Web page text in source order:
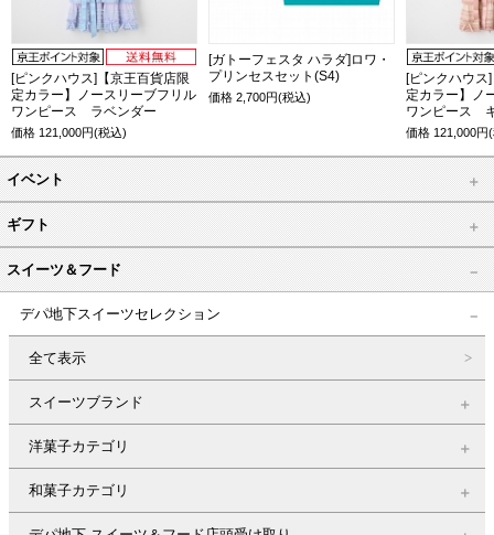
[ピンクハウス]【京王百貨店限
定カラー】ノースリーブフリル
ワンピース ラベンダー
価格 121,000円(税込)
[ガトーフェスタ ハラダ]ロワ・
プリンセスセット(S4)
価格2,700円(税込)
[ピンクハウス
定カラー】ノ
ワンピース
価格 121,000円
イベント
ギフト
スイーツ＆フード
デパ地下スイーツセレクション
全て表示
スイーツブランド
洋菓子カテゴリ
和菓子カテゴリ